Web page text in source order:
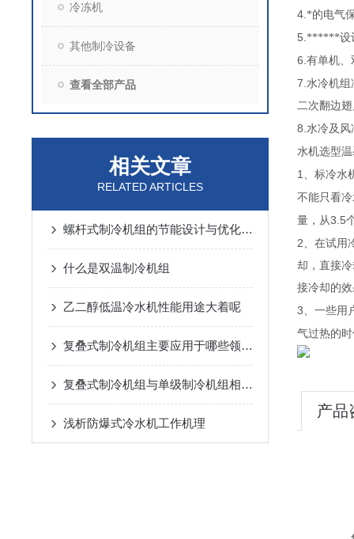
冷冻机
其他制冷设备
查看全部产品
相关文章
RELATED ARTICLES
螺杆式制冷机组的节能设计与优化策略
什么是双温制冷机组
乙二醇低温冷水机性能用途大着呢
复叠式制冷机组主要应用于哪些领域？
复叠式制冷机组与单级制冷机组相比有哪些优势？
浅析​防爆式冷水机工作机理
4. *的电气
5. ******设
6. 有单机
7. 水冷机组
二次翻边
8. 水冷及
水机选型
1 、标冷水
不能只看
量，从3.5
2、在试用
却，直接
接冷却的
3、一些用
气过热的
产品